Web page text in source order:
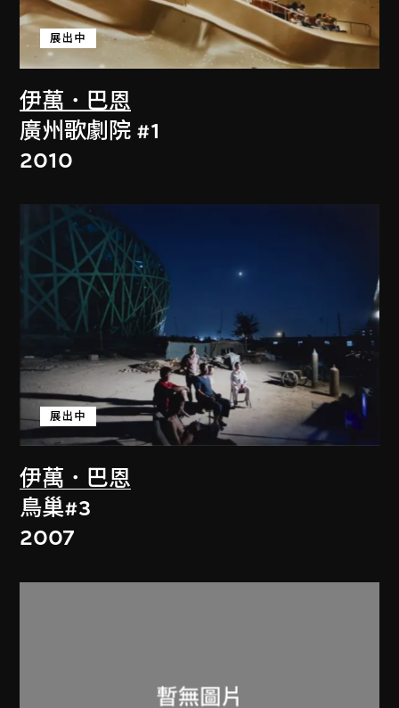
伊萬．巴恩
展出中
廣州歌劇院 #1
2010
伊萬．巴恩
展出中
鳥巢#3
2007